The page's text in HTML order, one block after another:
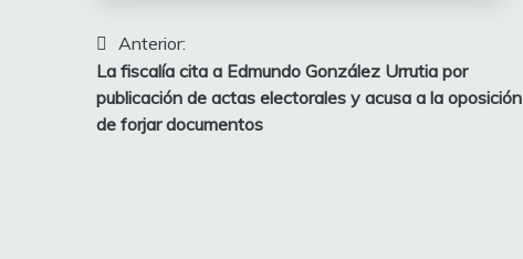
Navegación
de
entradas
Anterior:
La fiscalía cita a Edmundo González Urrutia por
publicación de actas electorales y acusa a la oposición
de forjar documentos